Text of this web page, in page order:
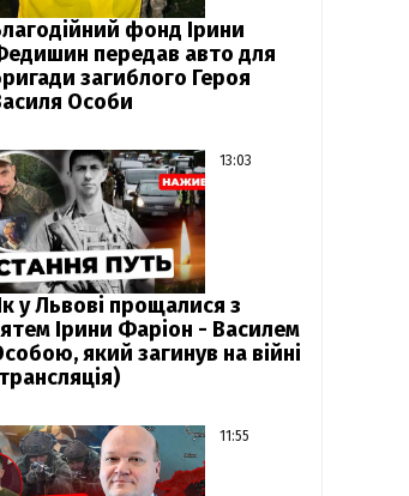
фонд Ірини
передав авто для
загиблого Героя
Особи
13:03
у Львові прощалися з
Ірини Фаріон - Василем
який загинув на війні
11:55